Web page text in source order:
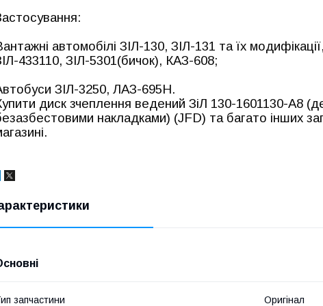
автомобілі ЗІЛ-130, ЗІЛ-131 та їх
433110, ЗІЛ-5301(бичок), КАЗ-608;
ЗІЛ-3250, ЛАЗ-695Н.
диск зчеплення ведений ЗіЛ 130-1601130-А8
накладками) (JFD) та багато інших
запчастини Оригінал